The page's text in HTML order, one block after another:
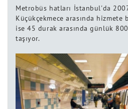
Metrobüs hatları İstanbul'da
Küçükçekmece arasında hizmete
ise 45 durak arasında günlük
taşıyor.